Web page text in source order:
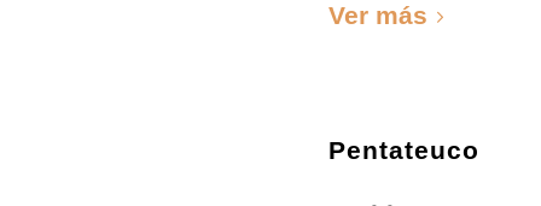
Ver más
Pentateuco